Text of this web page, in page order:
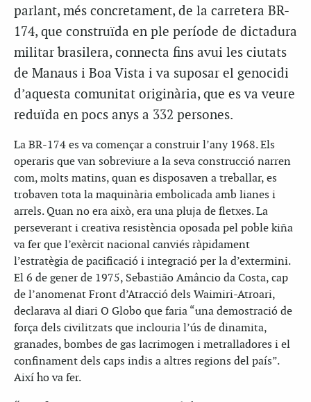
parlant, més concretament, de la carretera BR-
174, que construïda en ple període de dictadura
militar brasilera, connecta fins avui les ciutats
de Manaus i Boa Vista i va suposar el genocidi
d’aquesta comunitat originària, que es va veure
reduïda en pocs anys a 332 persones.
La BR-174 es va començar a construir l’any 1968. Els
operaris que van sobreviure a la seva construcció narren
com, molts matins, quan es disposaven a treballar, es
trobaven tota la maquinària embolicada amb lianes i
arrels. Quan no era això, era una pluja de fletxes. La
perseverant i creativa resistència oposada pel poble kiña
va fer que l’exèrcit nacional canviés ràpidament
l’estratègia de pacificació i integració per la d’extermini.
El 6 de gener de 1975, Sebastião Amâncio da Costa, cap
de l’anomenat Front d’Atracció dels Waimiri-Atroari,
declarava al diari O Globo que faria “una demostració de
força dels civilitzats que inclouria l’ús de dinamita,
granades, bombes de gas lacrimogen i metralladores i el
confinament dels caps indis a altres regions del país”.
Així ho va fer.